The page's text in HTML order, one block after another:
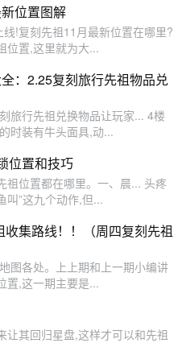
位置图解
!复刻先祖11月最新位置在哪里?
位置,这里就为大...
：2.25复刻旅行先祖物品兑
旅行先祖兑换物品让玩家... 4楼
时装有牛头面具,动...
位置和技巧
祖位置都在哪里。一、晨... 头疼
叫”这九个动作,但...
收集路线！！（周四复刻先祖
图各处。上上期和上一期小编讲
置,这一期主要是...
让其回归星盘,这样才可以和先祖